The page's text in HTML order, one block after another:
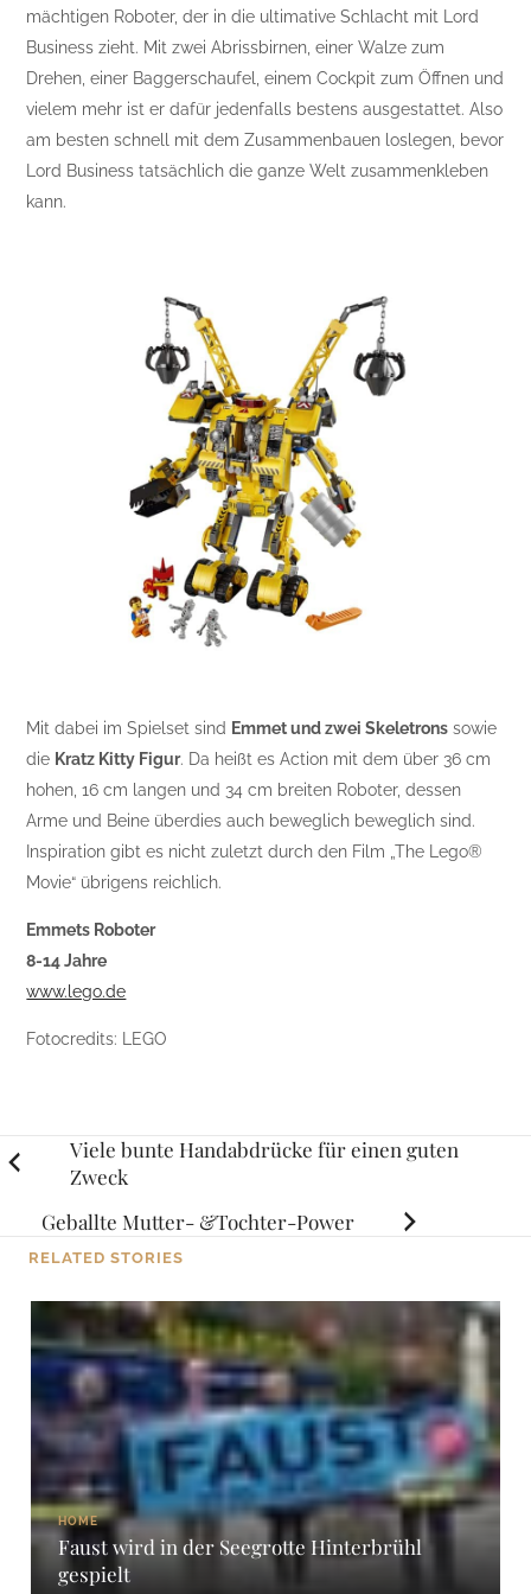
mächtigen Roboter, der in die ultimative Schlacht mit Lord
Business zieht. Mit zwei Abrissbirnen, einer Walze zum
Drehen, einer Baggerschaufel, einem Cockpit zum Öffnen und
vielem mehr ist er dafür jedenfalls bestens ausgestattet. Also
am besten schnell mit dem Zusammenbauen loslegen, bevor
Lord Business tatsächlich die ganze Welt zusammenkleben
kann.
Mit dabei im Spielset sind Emmet und zwei Skeletrons sowie
die Kratz Kitty Figur. Da heißt es Action mit dem über 36 cm
hohen, 16 cm langen und 34 cm breiten Roboter, dessen
Arme und Beine überdies auch beweglich beweglich sind.
Inspiration gibt es nicht zuletzt durch den Film „The Lego®
Movie“ übrigens reichlich.
Emmets Roboter
8-14 Jahre
www.lego.de
Fotocredits: LEGO
Posts
navigation
Viele bunte Handabdrücke für einen guten
Zweck
Geballte Mutter- &Tochter-Power
RELATED STORIES
HOME
Faust wird in der Seegrotte Hinterbrühl
gespielt